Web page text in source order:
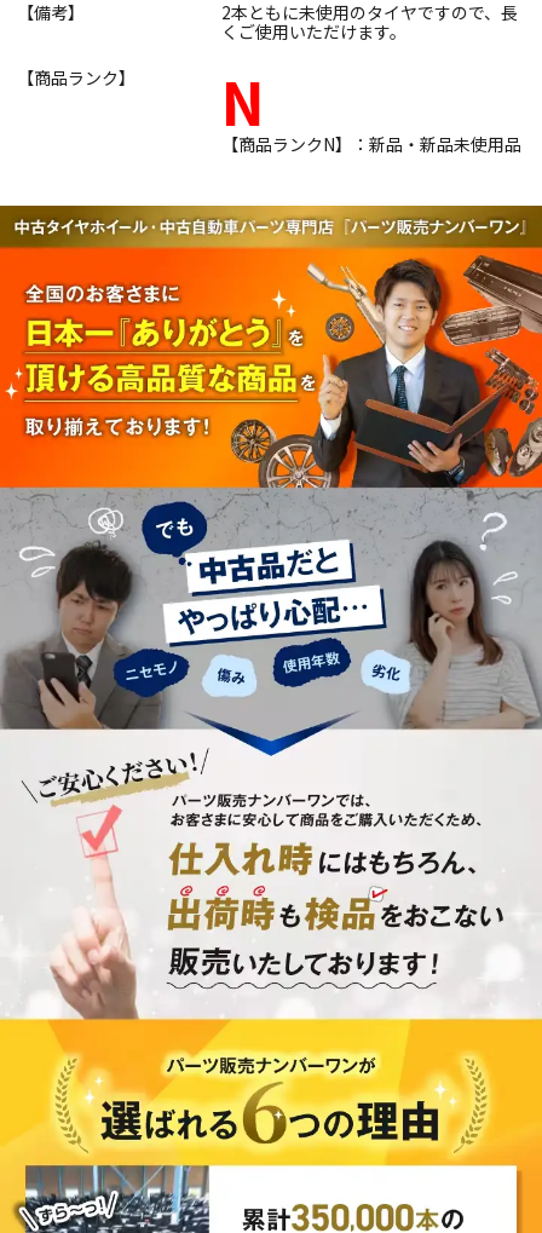
【備考】
2本ともに未使用のタイヤですので、長
くご使用いただけます。
【商品ランク】
N
【商品ランクN】：新品・新品未使用品